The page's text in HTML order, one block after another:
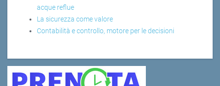
acque reflue
La sicurezza come valore
Contabilità e controllo, motore per le decisioni